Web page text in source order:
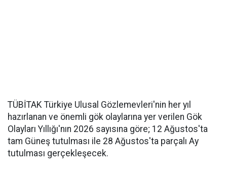
TÜBİTAK Türkiye Ulusal Gözlemevleri'nin her yıl
hazırlanan ve önemli gök olaylarına yer verilen Gök
Olayları Yıllığı'nın 2026 sayısına göre; 12 Ağustos'ta
tam Güneş tutulması ile 28 Ağustos'ta parçalı Ay
tutulması gerçekleşecek.